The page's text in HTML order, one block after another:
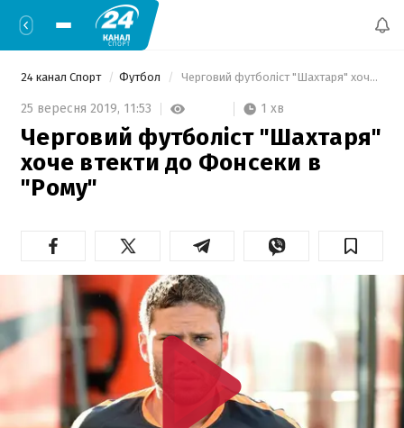
24 канал Спорт Футбол Черговий футболіст "Шахтаря" хоче втекти до Фонсеки в "Рому"
25 вересня 2019, 11:53 1 хв
Черговий футболіст "Шахтаря"
хоче втекти до Фонсеки в
"Рому"